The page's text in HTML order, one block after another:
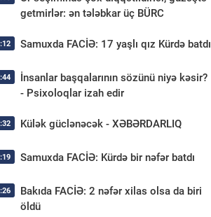
getmirlər: ən tələbkar üç BÜRC
Samuxda FACİƏ: 17 yaşlı qız Kürdə batdı
İnsanlar başqalarının sözünü niyə kəsir?
- Psixoloqlar izah edir
Külək güclənəcək - XƏBƏRDARLIQ
Samuxda FACİƏ: Kürdə bir nəfər batdı
Bakıda FACİƏ: 2 nəfər xilas olsa da biri
öldü